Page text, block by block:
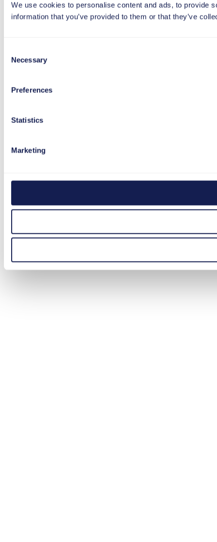
We use cookies to personalise content and ads, to provide
information that you’ve provided to them or that they’ve
Selection
Necessary
Preferences
Statistics
Marketing